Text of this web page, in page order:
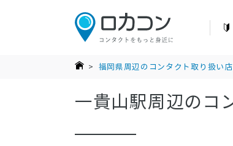
> 福岡県周辺のコンタクト取り扱い
一貴山駅周辺のコ